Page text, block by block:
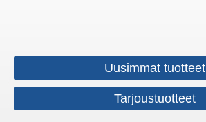
Uusimmat tuotteet
Tarjoustuotteet